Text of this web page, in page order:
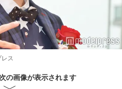
ス
の画像が表示されます